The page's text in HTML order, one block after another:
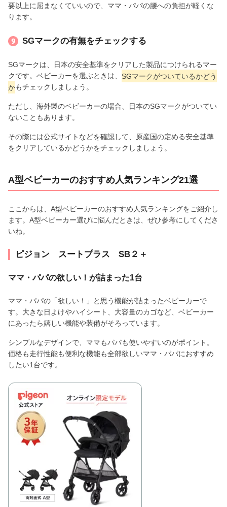
要以上に屈まなくていいので、ママ・パパの腰への負担が軽くな
ります。
SGマークの有無をチェックする
SGマークは、日本の安全基準をクリアした製品につけられるマー
クです。ベビーカーを選ぶときは、 SGマークがついているかどう
かもチェックしましょう。
ただし、海外製のベビーカーの場合、日本のSGマークがついてい
ないこともあります。
その際には公式サイトなどを確認して、原産国の定める安全基準
をクリアしているかどうかをチェックしましょう。
A型ベビーカーのおすすめ人気ランキング21選
ここからは、A型ベビーカーのおすすめ人気ランキングをご紹介し
ます。A型ベビーカー選びに悩んだときは、ぜひ参考にしてくださ
いね。
ピジョン スートプラス SB２＋
ママ・パパの欲しい！が詰まった1台
ママ・パパの「欲しい！」と思う機能が詰まったベビーカーで
す。大きな日よけやハイシート、大容量のカゴなど、ベビーカー
にあったら嬉しい機能や装備がそろっています。
シンプルなデザインで、ママもパパも使いやすいのがポイント。
価格も走行性能も便利な機能も全部欲しいママ・パパにおすすめ
したい1台です。